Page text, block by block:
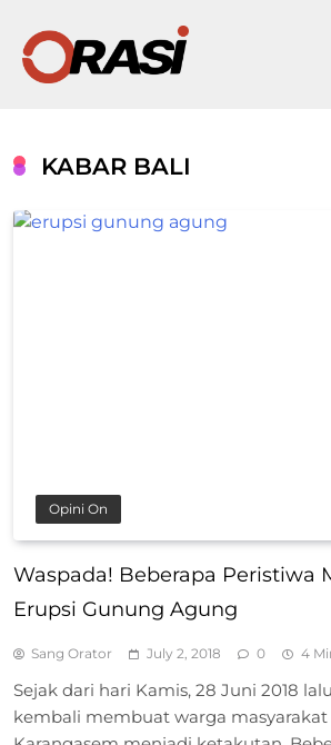
KABAR BALI
Opini On
Waspada! Beberapa Peristiwa
Erupsi Gunung Agung
Sang Orator July 2, 2018 0 4
Sejak dari hari Kamis, 28 Juni 2018
kembali membuat warga masyarakat